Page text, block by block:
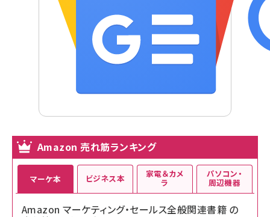
Amazon 売れ筋ランキング
マーケ本
Amazon マーケティング・セールス全般関連書籍 の
ビジネス本 家電＆カメ
ラ
パソコン・
周辺機器